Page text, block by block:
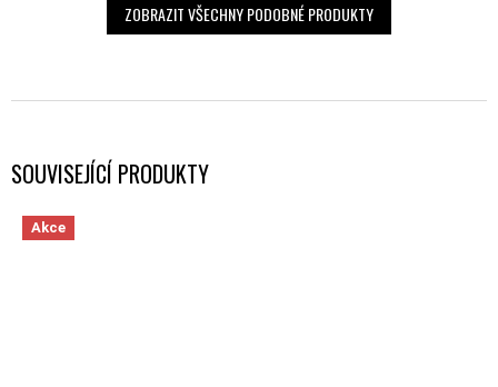
SOUVISEJÍCÍ PRODUKTY
Akce
ZOBRAZIT VŠECHNY PODOBNÉ PRODUKTY